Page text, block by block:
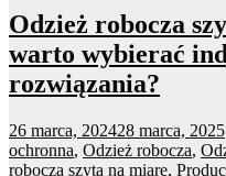
Odzież robocza
warto wybierać
rozwiązania?
26 marca, 202428 marca, 2025
ochronna, Odzież robocza,
robocza szyta na miarę,